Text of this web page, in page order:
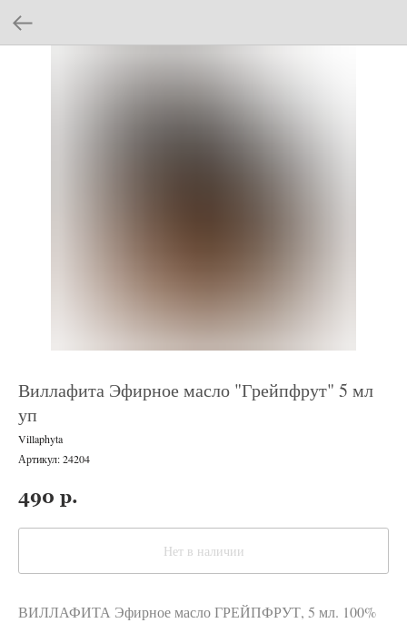
Виллафита Эфирное масло "Грейпфрут" 5 мл
уп
Villaphyta
Артикул:24204
490 р.
Нет в наличии
ВИЛЛАФИТА Эфирное масло ГРЕЙПФРУТ, 5 мл. 100%